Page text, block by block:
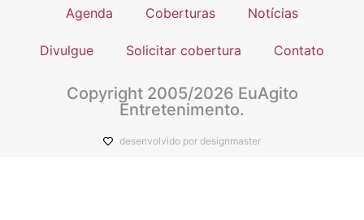
Agenda Coberturas Notícias
Divulgue Solicitar cobertura Contato
Copyright 2005/2026 EuAgito
Entretenimento.
desenvolvido por designmaster